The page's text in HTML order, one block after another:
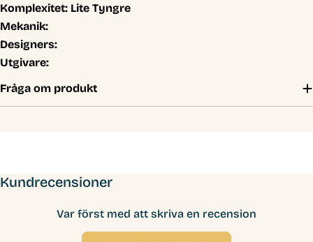
Komplexitet: Lite Tyngre
Mekanik:
Designers:
Utgivare:
Fråga om produkt
Kundrecensioner
Var först med att skriva en recension